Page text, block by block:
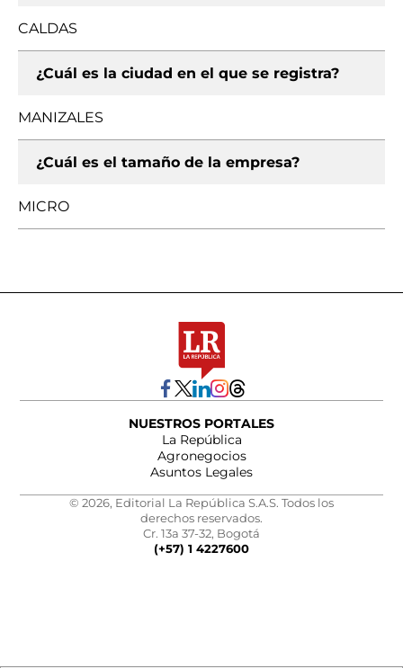
CALDAS
¿Cuál es la ciudad en el que se registra?
MANIZALES
¿Cuál es el tamaño de la empresa?
MICRO
NUESTROS PORTALES
La República
Agronegocios
Asuntos Legales
© 2026, Editorial La República S.A.S. Todos los
derechos reservados.
Cr. 13a 37-32, Bogotá
(+57) 1 4227600